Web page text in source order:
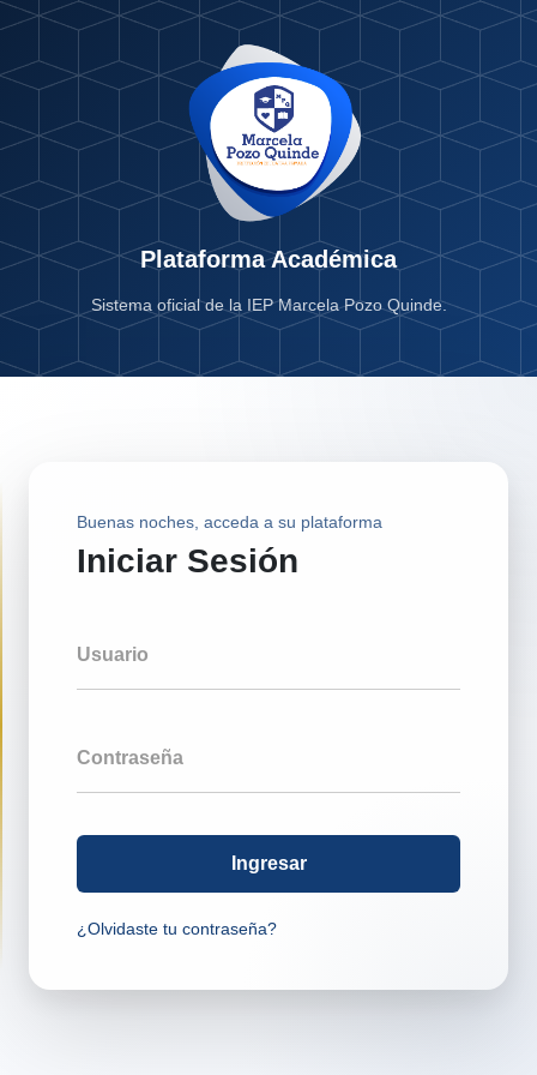
Plataforma Académica
Sistema oficial de la IEP Marcela Pozo Quinde.
Buenas noches, acceda a su plataforma
Iniciar Sesión
Usuario
Contraseña
Ingresar
¿Olvidaste tu contraseña?